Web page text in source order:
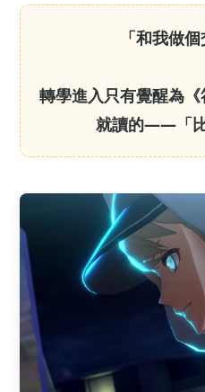
「和我做
轉學進入只有覺醒為
就讀的——「比